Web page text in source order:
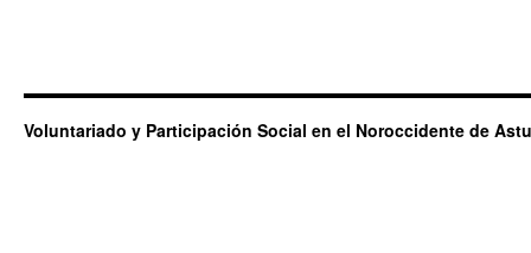
Voluntariado y Participación Social en el Noroccidente de